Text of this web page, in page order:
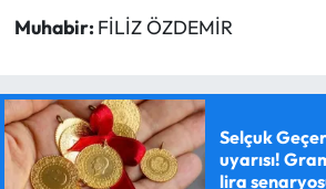
Muhabir: FİLİZ ÖZDEMİR
Selçuk
uyarısı!
lira